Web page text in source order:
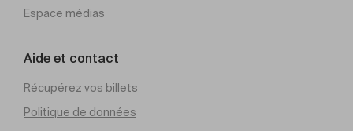
Espace médias
Aide et contact
Récupérez vos billets
Politique de données